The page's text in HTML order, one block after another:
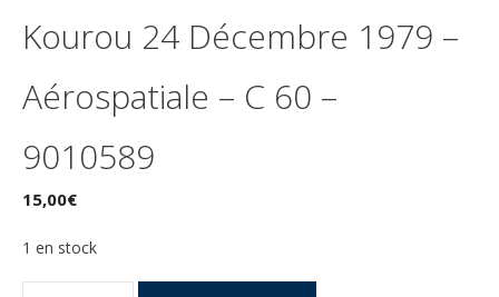
Kourou 24 Décembre 1979 –
Aérospatiale – C 60 –
9010589
15,00€
1 en stock